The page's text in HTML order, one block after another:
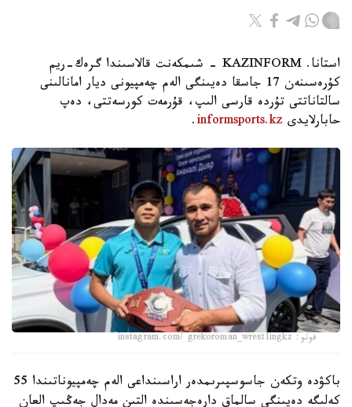
استانا. KAZINFORM - شىمكەنت قالاسىندا گرەك-ريم
كۇرەسىنەن 17 جاسقا دەيىنگى الەم چەمپيونى ديار امانالىنى
سالتاناتتى تۇردە قارسى الىپ، قۇرمەت كورسەتتى، دەپ
حابارلايدى informsports.kz
.
فوتو: instagram.com/ grekoroman_wrestlingkz
باكۋدە وتكەن جاسوسپىرىمدەر اراسىنداعى الەم چەمپيوناتىندا 55
كەلىگە دەيىنگى سالماق دارەجەسىندە التىن مەدال جەڭىپ العان